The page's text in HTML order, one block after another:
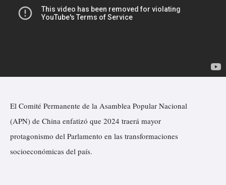
El Comité Permanente de la Asamblea Popular Nacional
(APN) de China enfatizó que 2024 traerá mayor
protagonismo del Parlamento en las transformaciones
socioeconómicas del país.